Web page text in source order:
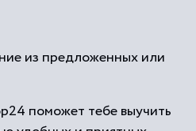
из предложенных или
поможет тебе выучить